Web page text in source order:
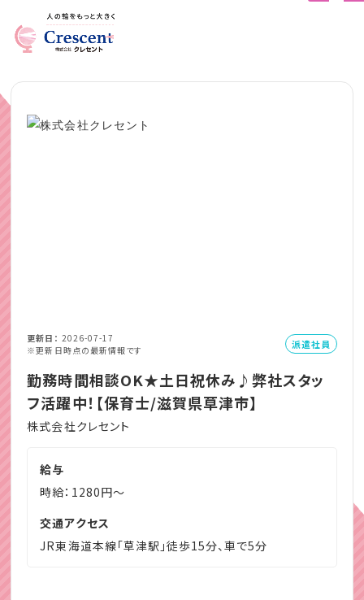
更新日
2026-07-17
※更新日時点の最新情報です
派遣社員
勤務時間相談OK★土日祝休み♪弊社スタッ
フ活躍中！【保育士/滋賀県草津市】
株式会社クレセント
給与
時給：1280円～
交通アクセス
JR東海道本線「草津駅」徒歩15分、車で5分